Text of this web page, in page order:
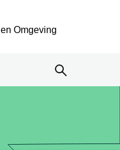
Omgeving